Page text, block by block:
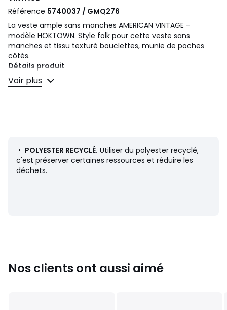
Référence 5740037 / GMQ276
La veste ample sans manches AMERICAN VINTAGE -
modèle HOKTOWN. Style folk pour cette veste sans
manches et tissu texturé bouclettes, munie de poches
côtés.
Détails produit
• Boléro
• Coupe droite
• Polyester recyclé au minimum à 50%
• Pour l'entretien, merci de vous référer aux indications
figurant sur l'étiquette du produit
Voir plus
• POLYESTER RECYCLÉ. Utiliser du polyester recyclé,
c'est préserver certaines ressources et réduire les
déchets.
Nos clients ont aussi aimé